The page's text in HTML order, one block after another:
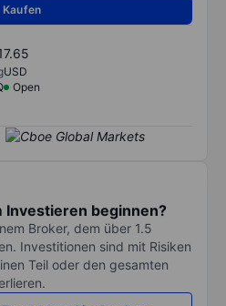
Kaufen
USD
Open
Investieren beginnen?
Broker, dem über 1.5
Investitionen sind mit Risiken
Teil oder den gesamten